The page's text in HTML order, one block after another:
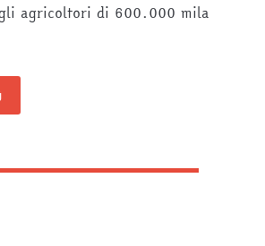
agricoltori di 600.000 mila